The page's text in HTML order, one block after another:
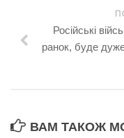
Російські
ранок, буде
ВАМ ТАКОЖ